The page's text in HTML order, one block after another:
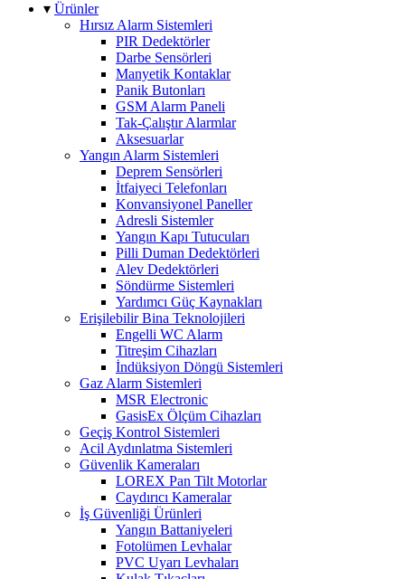
▾ Ürünler
Hırsız Alarm Sistemleri
PIR Dedektörler
Darbe Sensörleri
Manyetik Kontaklar
Panik Butonları
GSM Alarm Paneli
Tak-Çalıştır Alarmlar
Aksesuarlar
Yangın Alarm Sistemleri
Deprem Sensörleri
İtfaiyeci Telefonları
Konvansiyonel Paneller
Adresli Sistemler
Yangın Kapı Tutucuları
Pilli Duman Dedektörleri
Alev Dedektörleri
Söndürme Sistemleri
Yardımcı Güç Kaynakları
Erişilebilir Bina Teknolojileri
Engelli WC Alarm
Titreşim Cihazları
İndüksiyon Döngü Sistemleri
Gaz Alarm Sistemleri
MSR Electronic
GasisEx Ölçüm Cihazları
Geçiş Kontrol Sistemleri
Acil Aydınlatma Sistemleri
Güvenlik Kameraları
LOREX Pan Tilt Motorlar
Caydırıcı Kameralar
İş Güvenliği Ürünleri
Yangın Battaniyeleri
Fotolümen Levhalar
PVC Uyarı Levhaları